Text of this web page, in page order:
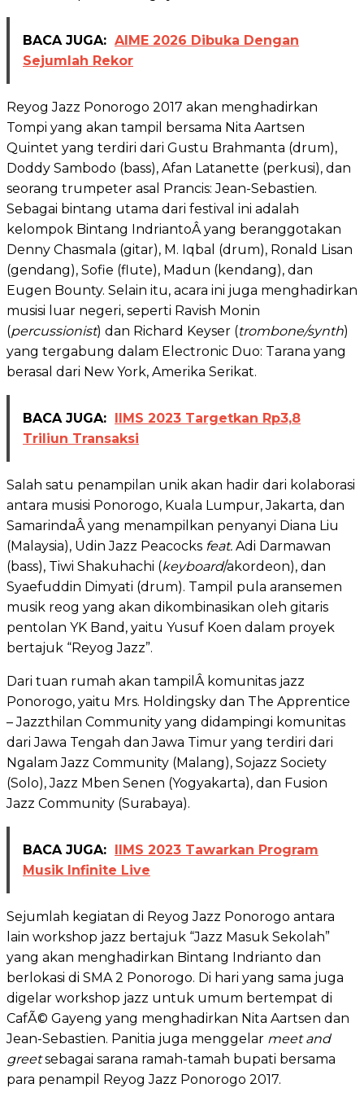
BACA JUGA: AIME 2026 Dibuka Dengan
Sejumlah Rekor
Reyog Jazz Ponorogo 2017 akan menghadirkan
Tompi yang akan tampil bersama Nita Aartsen
Quintet yang terdiri dari Gustu Brahmanta (drum),
Doddy Sambodo (bass), Afan Latanette (perkusi), dan
seorang trumpeter asal Prancis: Jean-Sebastien.
Sebagai bintang utama dari festival ini adalah
kelompok Bintang IndriantoÂ yang beranggotakan
Denny Chasmala (gitar), M. Iqbal (drum), Ronald Lisan
(gendang), Sofie (flute), Madun (kendang), dan
Eugen Bounty. Selain itu, acara ini juga menghadirkan
musisi luar negeri, seperti Ravish Monin
(percussionist) dan Richard Keyser (trombone/synth)
yang tergabung dalam Electronic Duo: Tarana yang
berasal dari New York, Amerika Serikat.
BACA JUGA: IIMS 2023 Targetkan Rp3,8
Triliun Transaksi
Salah satu penampilan unik akan hadir dari kolaborasi
antara musisi Ponorogo, Kuala Lumpur, Jakarta, dan
SamarindaÂ yang menampilkan penyanyi Diana Liu
(Malaysia), Udin Jazz Peacocks feat. Adi Darmawan
(bass), Tiwi Shakuhachi (keyboard/akordeon), dan
Syaefuddin Dimyati (drum). Tampil pula aransemen
musik reog yang akan dikombinasikan oleh gitaris
pentolan YK Band, yaitu Yusuf Koen dalam proyek
bertajuk “Reyog Jazz”.
Dari tuan rumah akan tampilÂ komunitas jazz
Ponorogo, yaitu Mrs. Holdingsky dan The Apprentice
– Jazzthilan Community yang didampingi komunitas
dari Jawa Tengah dan Jawa Timur yang terdiri dari
Ngalam Jazz Community (Malang), Sojazz Society
(Solo), Jazz Mben Senen (Yogyakarta), dan Fusion
Jazz Community (Surabaya).
BACA JUGA: IIMS 2023 Tawarkan Program
Musik Infinite Live
Sejumlah kegiatan di Reyog Jazz Ponorogo antara
lain workshop jazz bertajuk “Jazz Masuk Sekolah”
yang akan menghadirkan Bintang Indrianto dan
berlokasi di SMA 2 Ponorogo. Di hari yang sama juga
digelar workshop jazz untuk umum bertempat di
CafÃ© Gayeng yang menghadirkan Nita Aartsen dan
Jean-Sebastien. Panitia juga menggelar meet and
greetsebagai sarana ramah-tamah bupati bersama
para penampil Reyog Jazz Ponorogo 2017.